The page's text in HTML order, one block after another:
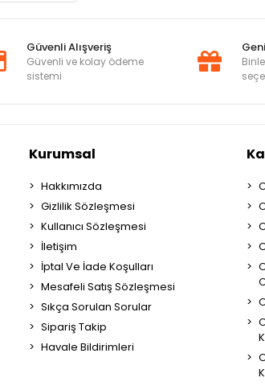
Güvenli Alışveriş
Güvenli ve kolay ödeme
sistemi
Kurumsal
Hakkımızda
Gizlilik Sözleşmesi
Kullanıcı Sözleşmesi
İletişim
İptal Ve İade Koşulları
Mesafeli Satış Sözleşmesi
Sıkça Sorulan Sorular
Sipariş Takip
Havale Bildirimleri